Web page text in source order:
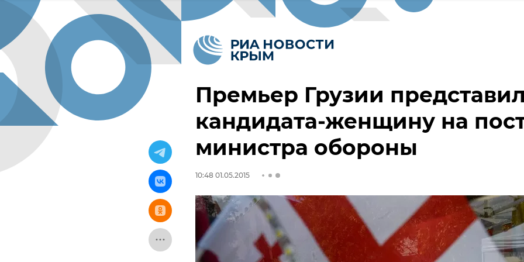
Премьер Грузии
кандидата-женщину на
министра обороны
10:48 01.05.2015